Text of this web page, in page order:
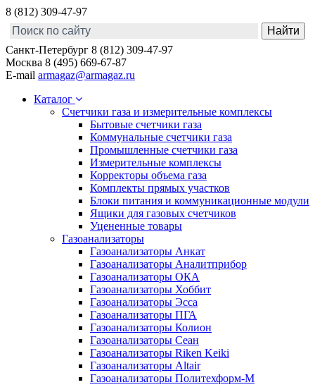
8 (812) 309-47-97
Санкт-Петербург 8 (812) 309-47-97
Москва 8 (495) 669-67-87
E-mail armagaz@armagaz.ru
Каталог
Счетчики газа и измерительные комплексы
Бытовые счетчики газа
Коммунальные счетчики газа
Промышленные счетчики газа
Измерительные комплексы
Корректоры объема газа
Комплекты прямых участков
Блоки питания и коммуникационные модули
Ящики для газовых счетчиков
Уцененные товары
Газоанализаторы
Газоанализаторы Анкат
Газоанализаторы Аналитприбор
Газоанализаторы ОКА
Газоанализаторы Хоббит
Газоанализаторы Эсса
Газоанализаторы ПГА
Газоанализаторы Колион
Газоанализаторы Сеан
Газоанализаторы Riken Keiki
Газоанализаторы Altair
Газоанализаторы Политехформ-М